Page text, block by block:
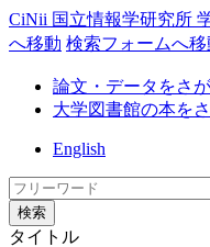
CiNii 国立情報学研究所
へ移動 検索フォームへ移
論文・データをさ
大学図書館の本を
English
検索
タイトル